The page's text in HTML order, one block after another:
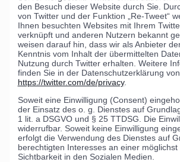
den Besuch dieser Website durch Sie.
von Twitter und der Funktion „Re-Tweet“
Ihnen besuchten Websites mit Ihrem
verknüpft und anderen Nutzern bekannt
weisen darauf hin, dass wir als Anbieter
Kenntnis vom Inhalt der übermittelten
Nutzung durch Twitter erhalten. Weitere
finden Sie in der Datenschutzerklärung
https://twitter.com/de/privacy.
Soweit eine Einwilligung (Consent)
der Einsatz des o. g. Dienstes auf
1 lit. a DSGVO und § 25 TTDSG. Die
widerrufbar. Soweit keine Einwilligung
erfolgt die Verwendung des Dienstes auf
berechtigten Interesses an einer möglichst
Sichtbarkeit in den Sozialen Medien.